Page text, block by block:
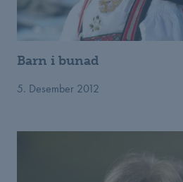
Barn i bunad
5. Desember 2012